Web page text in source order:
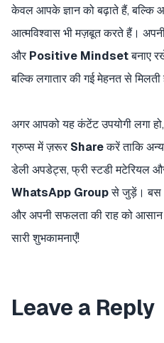
केवल आपके ज्ञान को बढ़ाते हैं, बल्कि
आत्मविश्वास भी मज़बूत करते हैं।
और Positive Mindsetबनाए
बल्कि लगातार की गई मेहनत से
अगर आपको यह कंटेंट उपयोगी लगा
ग्रुप्स में ज़रूर Shareकरें ताकि
डेली अपडेट्स, फ्री स्टडी मटेरियल
WhatsApp Groupसे जुड़ें। बस
और अपनी सफलता की राह को आसान
सारी शुभकामनाएँ!
Leave a Reply